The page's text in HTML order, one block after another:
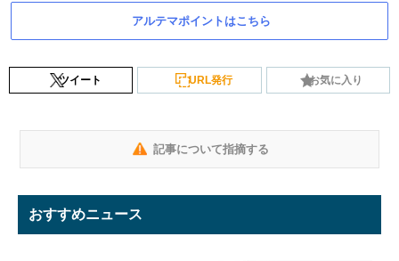
アルテマポイントはこちら
ツイート URL発行 お気に入り
記事について指摘する
おすすめニュース